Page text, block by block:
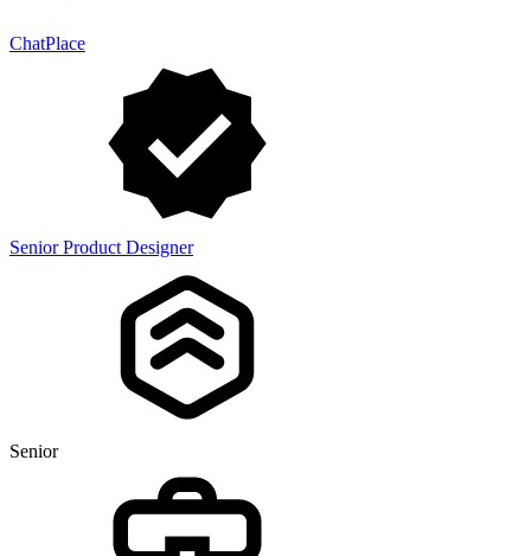
ChatPlace
Senior Product Designer
Senior